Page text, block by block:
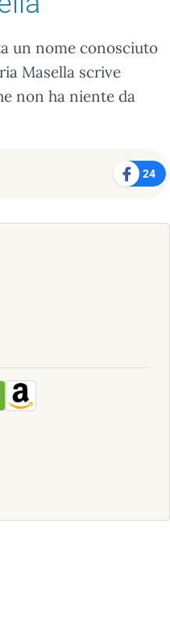
un nome conosciuto
Masella scrive
non ha niente da
24